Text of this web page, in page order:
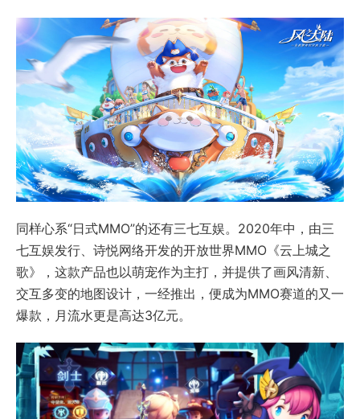
同样心系“日式MMO”的还有三七互娱。2020年中，由三
七互娱发行、诗悦网络开发的开放世界MMO《云上城之
歌》，这款产品也以萌宠作为主打，并提供了画风清新、
交互多变的地图设计，一经推出，便成为MMO赛道的又一
爆款，月流水更是高达3亿元。